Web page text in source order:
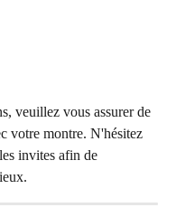
veuillez vous assurer de
votre montre. N'hésitez
invites afin de